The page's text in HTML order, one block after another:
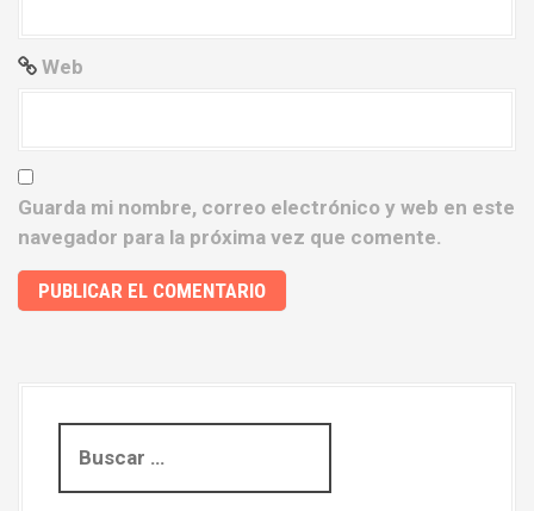
Web
Guarda mi nombre, correo electrónico y web en este
navegador para la próxima vez que comente.
s